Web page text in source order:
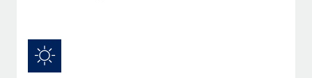
aller Größen dabei unterstützen, die beste...
Mehr erfahren